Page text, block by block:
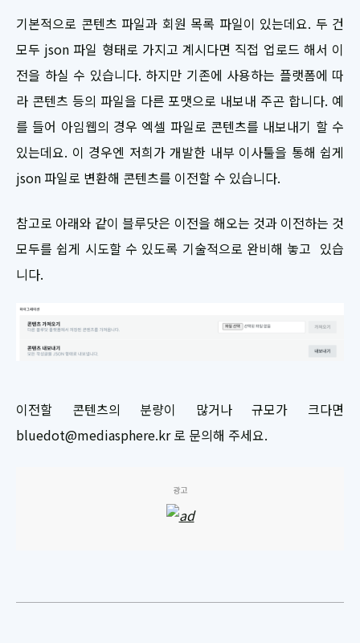
기본적으로 콘텐츠 파일과 회원 목록 파일이 있는데요. 두 건
모두 json 파일 형태로 가지고 계시다면 직접 업로드 해서 이
전을 하실 수 있습니다. 하지만 기존에 사용하는 플랫폼에 따
라 콘텐츠 등의 파일을 다른 포맷으로 내보내 주곤 합니다. 예
를 들어 아임웹의 경우 엑셀 파일로 콘텐츠를 내보내기 할 수
있는데요. 이 경우엔 저희가 개발한 내부 이사툴을 통해 쉽게
json 파일로 변환해 콘텐츠를 이전할 수 있습니다.
참고로 아래와 같이 블루닷은 이전을 해오는 것과 이전하는 것
모두를 쉽게 시도할 수 있도록 기술적으로 완비해 놓고 있습
니다.
이전할 콘텐츠의 분량이 많거나 규모가 크다면
bluedot@mediasphere.kr 로 문의해 주세요.
광고